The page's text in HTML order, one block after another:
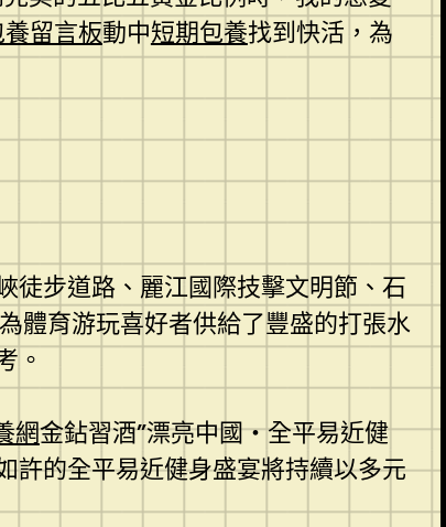
養留言板動中短期包養找到快活，為
徒步道路、麗江國際技擊文明節、石
體育游玩喜好者供給了豐盛的打張水
。
網金鉆習酒”漂亮中國・全平易近健
許的全平易近健身盛宴將持續以多元